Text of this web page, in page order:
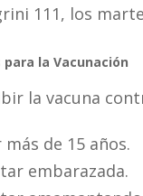
111, los
la Vacunación
la vacuna
más de 15 años.
embarazada.